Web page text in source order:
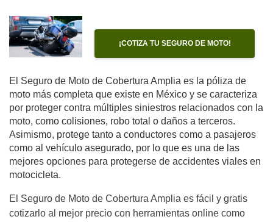
¡COTIZA TU SEGURO DE MOTO!
El Seguro de Moto de Cobertura Amplia es la póliza de
moto más completa que existe en México y se caracteriza
por proteger contra múltiples siniestros relacionados con la
moto, como colisiones, robo total o daños a terceros.
Asimismo, protege tanto a conductores como a pasajeros
como al vehículo asegurado, por lo que es una de las
mejores opciones para protegerse de accidentes viales en
motocicleta.
El Seguro de Moto de Cobertura Amplia es fácil y gratis
cotizarlo al mejor precio con herramientas online como